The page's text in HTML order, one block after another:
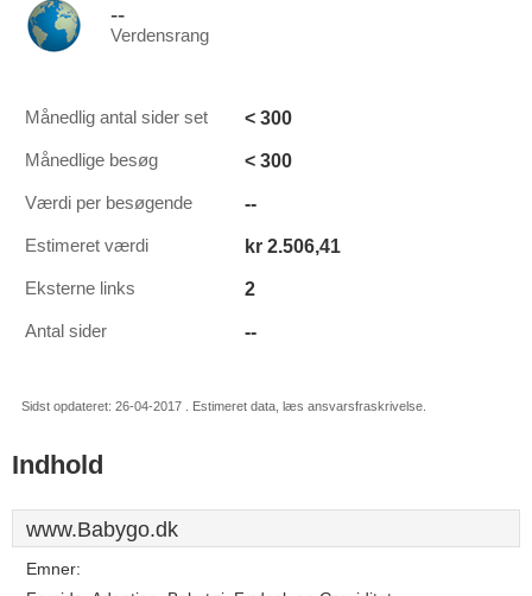
--
Verdensrang
Månedlig antal sider set < 300
Månedlige besøg < 300
Værdi per besøgende --
Estimeret værdi kr 2.506,41
Eksterne links 2
Antal sider --
Sidst opdateret: 26-04-2017 . Estimeret data, læs ansvarsfraskrivelse.
Indhold
www.Babygo.dk
Emner: